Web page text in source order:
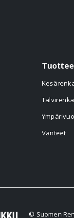
Vanteet
© Suomen